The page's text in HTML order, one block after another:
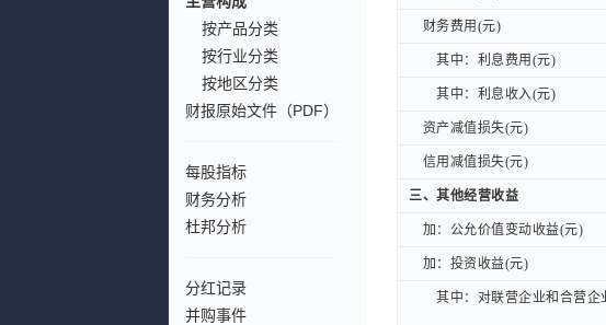
按产品分类
按行业分类
按地区分类
财报原始文件（PDF）
每股指标
财务分析
杜邦分析
分红记录
并购事件
财务费用(元)
其中：利息费用(元)
其中：利息收入(元)
资产减值损失(元)
信用减值损失(元)
三、其他经营收益
加：公允价值变动收益(元)
加：投资收益(元)
其中：对联营企业和合营企
财务费用(元)
其中：利息费用(元)
其中：利息收入(元)
资产减值损失(元)
信用减值损失(元)
三、其他经营收益
加：公允价值变动收益(元)
加：投资收益(元)
其中：对联营企业和合营企